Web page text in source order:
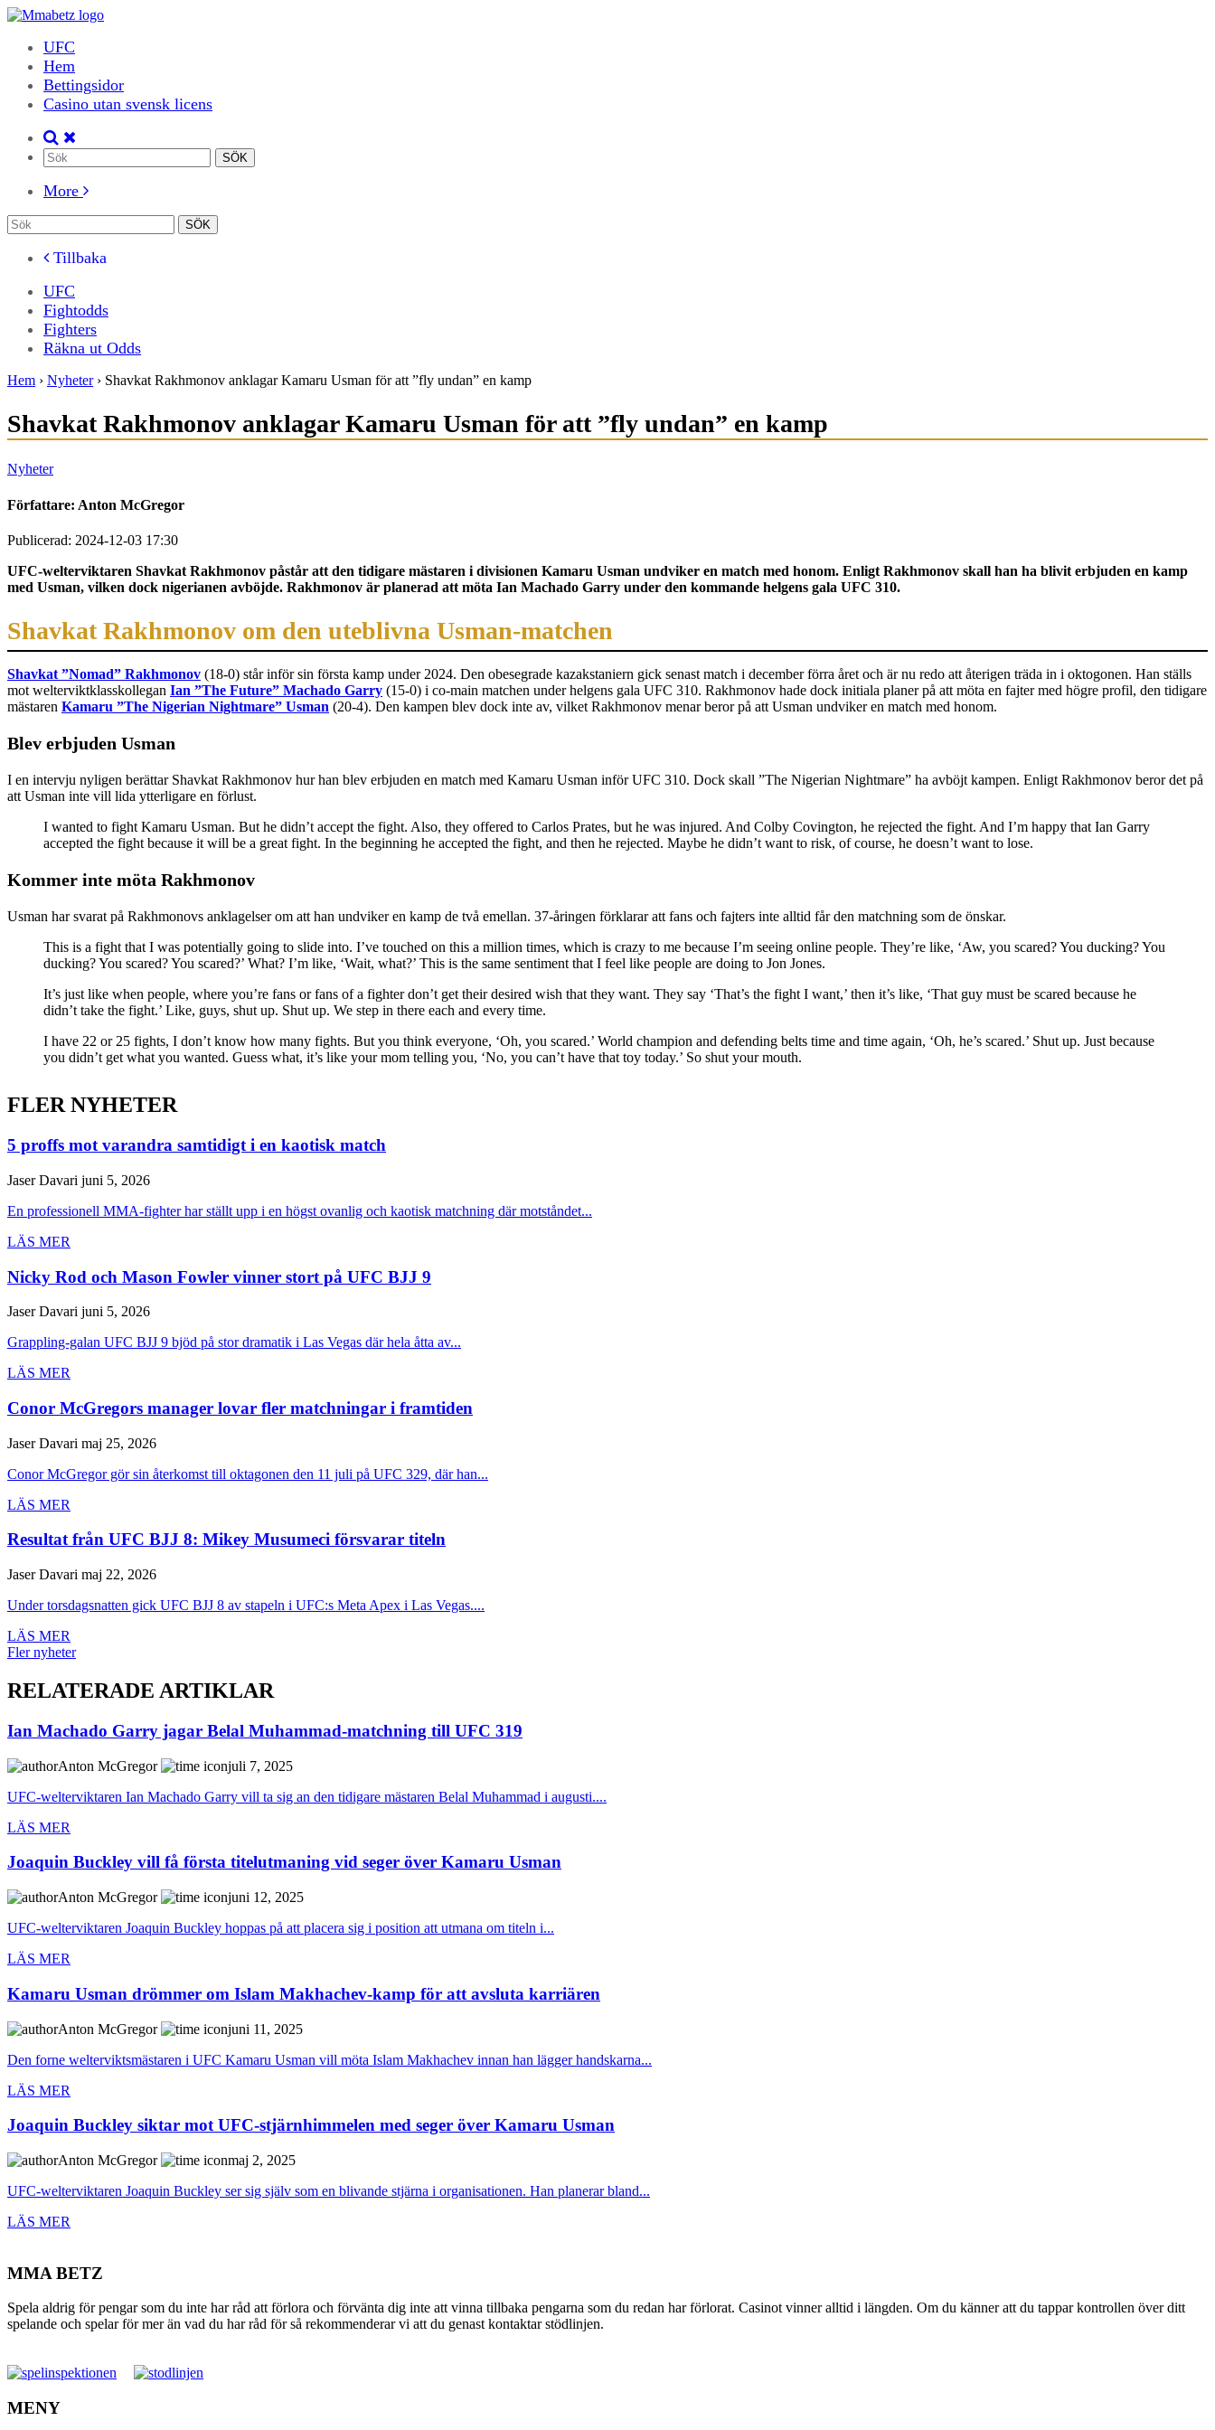
UFC
Hem
Bettingsidor
Casino utan svensk licens
More
Tillbaka
UFC
Fightodds
Fighters
Räkna ut Odds
Hem › Nyheter› Shavkat Rakhmonov anklagar Kamaru Usman för att ”fly undan” en kamp
Shavkat Rakhmonov anklagar Kamaru Usman för att ”fly undan” en kamp
Nyheter
Författare: Anton McGregor
Publicerad: 2024-12-03 17:30
UFC-welterviktaren Shavkat Rakhmonov påstår att den tidigare mästaren i divisionen Kamaru Usman undviker en match med honom. Enligt Rakhmonov skall han ha blivit erbjuden en kamp
med Usman, vilken dock nigerianen avböjde. Rakhmonov är planerad att möta Ian Machado Garry under den kommande helgens gala UFC 310.
Shavkat Rakhmonov om den uteblivna Usman-matchen
Shavkat ”Nomad” Rakhmonov (18-0) står inför sin första kamp under 2024. Den obesegrade kazakstaniern gick senast match i december förra året och är nu redo att återigen träda in i oktogonen. Han ställs
mot welterviktklasskollegan Ian ”The Future” Machado Garry (15-0) i co-main matchen under helgens gala UFC 310. Rakhmonov hade dock initiala planer på att möta en fajter med högre profil, den tidigare
mästaren Kamaru ”The Nigerian Nightmare” Usman (20-4). Den kampen blev dock inte av, vilket Rakhmonov menar beror på att Usman undviker en match med honom.
Blev erbjuden Usman
I en intervju nyligen berättar Shavkat Rakhmonov hur han blev erbjuden en match med Kamaru Usman inför UFC 310. Dock skall ”The Nigerian Nightmare” ha avböjt kampen. Enligt Rakhmonov beror det på
att Usman inte vill lida ytterligare en förlust.
I wanted to fight Kamaru Usman. But he didn’t accept the fight. Also, they offered to Carlos Prates, but he was injured. And Colby Covington, he rejected the fight. And I’m happy that Ian Garry
accepted the fight because it will be a great fight. In the beginning he accepted the fight, and then he rejected. Maybe he didn’t want to risk, of course, he doesn’t want to lose.
Kommer inte möta Rakhmonov
Usman har svarat på Rakhmonovs anklagelser om att han undviker en kamp de två emellan. 37-åringen förklarar att fans och fajters inte alltid får den matchning som de önskar.
This is a fight that I was potentially going to slide into. I’ve touched on this a million times, which is crazy to me because I’m seeing online people. They’re like, ‘Aw, you scared? You ducking? You
ducking? You scared? You scared?’ What? I’m like, ‘Wait, what?’ This is the same sentiment that I feel like people are doing to Jon Jones.
It’s just like when people, where you’re fans or fans of a fighter don’t get their desired wish that they want. They say ‘That’s the fight I want,’ then it’s like, ‘That guy must be scared because he
didn’t take the fight.’ Like, guys, shut up. Shut up. We step in there each and every time.
I have 22 or 25 fights, I don’t know how many fights. But you think everyone, ‘Oh, you scared.’ World champion and defending belts time and time again, ‘Oh, he’s scared.’ Shut up. Just because
you didn’t get what you wanted. Guess what, it’s like your mom telling you, ‘No, you can’t have that toy today.’ So shut your mouth.
FLER NYHETER
5 proffs mot varandra samtidigt i en kaotisk match
Jaser Davari juni 5, 2026
En professionell MMA-fighter har ställt upp i en högst ovanlig och kaotisk matchning där motståndet...
LÄS MER
Nicky Rod och Mason Fowler vinner stort på UFC BJJ 9
Jaser Davari juni 5, 2026
Grappling-galan UFC BJJ 9 bjöd på stor dramatik i Las Vegas där hela åtta av...
LÄS MER
Conor McGregors manager lovar fler matchningar i framtiden
Jaser Davari maj 25, 2026
Conor McGregor gör sin återkomst till oktagonen den 11 juli på UFC 329, där han...
LÄS MER
Resultat från UFC BJJ 8: Mikey Musumeci försvarar titeln
Jaser Davari maj 22, 2026
Under torsdagsnatten gick UFC BJJ 8 av stapeln i UFC:s Meta Apex i Las Vegas....
LÄS MER
Fler nyheter
RELATERADE ARTIKLAR
Ian Machado Garry jagar Belal Muhammad-matchning till UFC 319
Anton McGregor
juli 7, 2025
UFC-welterviktaren Ian Machado Garry vill ta sig an den tidigare mästaren Belal Muhammad i augusti....
LÄS MER
Joaquin Buckley vill få första titelutmaning vid seger över Kamaru Usman
Anton McGregor
juni 12, 2025
UFC-welterviktaren Joaquin Buckley hoppas på att placera sig i position att utmana om titeln i...
LÄS MER
Kamaru Usman drömmer om Islam Makhachev-kamp för att avsluta karriären
Anton McGregor
juni 11, 2025
Den forne welterviktsmästaren i UFC Kamaru Usman vill möta Islam Makhachev innan han lägger handskarna...
LÄS MER
Joaquin Buckley siktar mot UFC-stjärnhimmelen med seger över Kamaru Usman
Anton McGregor
maj 2, 2025
UFC-welterviktaren Joaquin Buckley ser sig själv som en blivande stjärna i organisationen. Han planerar bland...
LÄS MER
MMA BETZ
Spela aldrig för pengar som du inte har råd att förlora och förvänta dig inte att vinna tillbaka pengarna som du redan har förlorat. Casinot vinner alltid i längden. Om du känner att du tappar kontrollen över ditt
spelande och spelar för mer än vad du har råd för så rekommenderar vi att du genast kontaktar stödlinjen.
MENY